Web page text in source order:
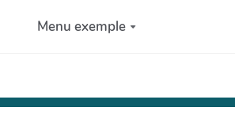
Menu exemple